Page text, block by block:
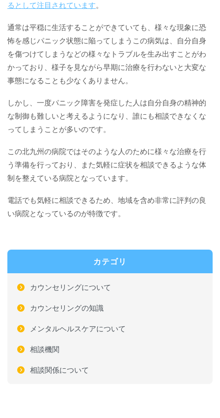
るとして注目されています。
通常は平穏に生活することができていても、様々な現象に恐
怖を感じパニック状態に陥ってしまうこの病気は、自分自身
を傷つけてしまうなどの様々なトラブルを生み出すことがわ
かっており、様子を見ながら早期に治療を行わないと大変な
事態になることも少なくありません。
しかし、一度パニック障害を発症した人は自分自身の精神的
な制御も難しいと考えるようになり、誰にも相談できなくな
ってしまうことが多いのです。
この北九州の病院ではそのような人のために様々な治療を行
う準備を行っており、また気軽に症状を相談できるような体
制を整えている病院となっています。
電話でも気軽に相談できるため、地域を含め非常に評判の良
い病院となっているのが特徴です。
カテゴリ
カウンセリングについて
カウンセリングの知識
メンタルヘルスケアについて
相談機関
相談関係について